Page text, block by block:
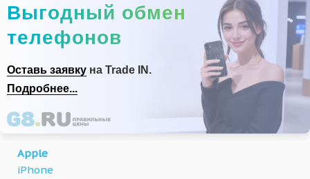
Выгодный обмен
телефонов
Оставь заявку на Trade IN.
Подробнее...
Apple
iPhone